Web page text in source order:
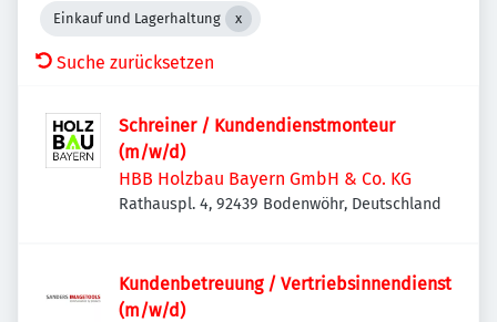
Einkauf und Lagerhaltung
Suche zurücksetzen
Schreiner / Kundendienstmonteur
(m/w/d)
HBB Holzbau Bayern GmbH & Co. KG
Rathauspl. 4, 92439 Bodenwöhr, Deutschland
Kundenbetreuung / Vertriebsinnendienst
(m/w/d)